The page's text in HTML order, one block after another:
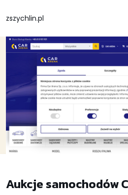
zszychlin.pl
Aukcje samochodów